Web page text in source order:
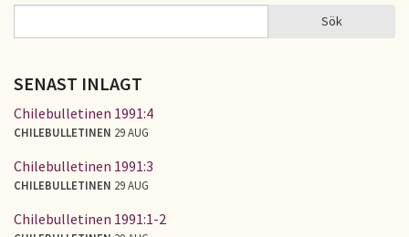
SÖKFORMULÄR Sök
SENAST INLAGT
Chilebulletinen 1991:4
CHILEBULLETINEN 29 AUG
Chilebulletinen 1991:3
CHILEBULLETINEN 29 AUG
Chilebulletinen 1991:1-2